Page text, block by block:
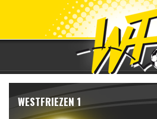
WESTFRIEZEN 1